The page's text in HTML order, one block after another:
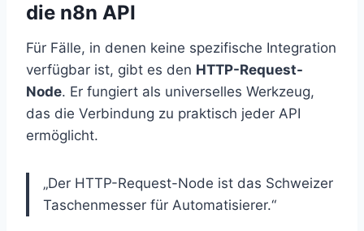
die n8n API
Für Fälle, in denen keine spezifische Integration
verfügbar ist, gibt es den HTTP-Request-
Node. Er fungiert als universelles Werkzeug,
das die Verbindung zu praktisch jeder API
ermöglicht.
„Der HTTP-Request-Node ist das Schweizer
Taschenmesser für Automatisierer.“